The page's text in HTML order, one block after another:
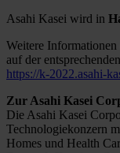
Asahi Kasei wird in
Weitere
auf der
https://k-2022.asahi-
Zur Asahi Kasei
Die Asahi Kasei
Technologiekonzern
Homes und Health